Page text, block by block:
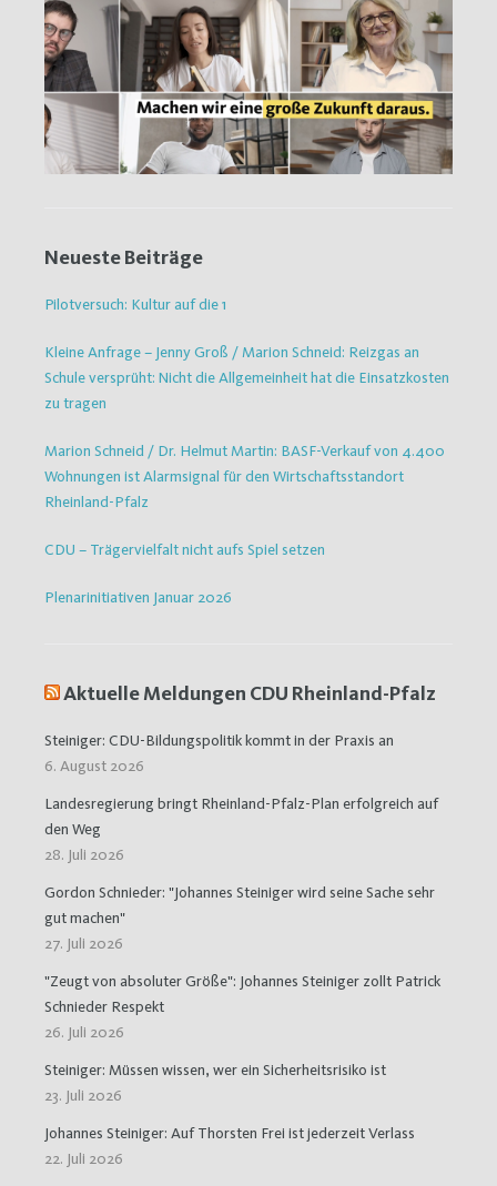
Neueste Beiträge
Pilotversuch: Kultur auf die 1
Kleine Anfrage – Jenny Groß / Marion Schneid: Reizgas an
Schule versprüht: Nicht die Allgemeinheit hat die Einsatzkosten
zu tragen
Marion Schneid / Dr. Helmut Martin: BASF-Verkauf von 4.400
Wohnungen ist Alarmsignal für den Wirtschaftsstandort
Rheinland-Pfalz
CDU – Trägervielfalt nicht aufs Spiel setzen
Plenarinitiativen Januar 2026
Aktuelle Meldungen CDU Rheinland-Pfalz
Steiniger: CDU-Bildungspolitik kommt in der Praxis an
6. August 2026
Landesregierung bringt Rheinland-Pfalz-Plan erfolgreich auf
den Weg
28. Juli 2026
Gordon Schnieder: "Johannes Steiniger wird seine Sache sehr
gut machen"
27. Juli 2026
"Zeugt von absoluter Größe": Johannes Steiniger zollt Patrick
Schnieder Respekt
26. Juli 2026
Steiniger: Müssen wissen, wer ein Sicherheitsrisiko ist
23. Juli 2026
Johannes Steiniger: Auf Thorsten Frei ist jederzeit Verlass
22. Juli 2026